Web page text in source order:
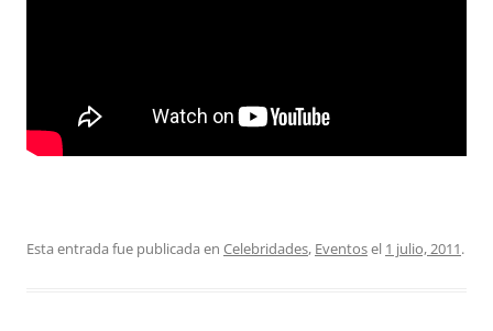
Esta entrada fue publicada en Celebridades, Eventosel 1 julio, 2011.